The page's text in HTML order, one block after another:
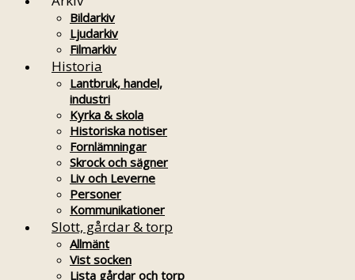
Bildarkiv
Ljudarkiv
Filmarkiv
Historia
Lantbruk, handel,
industri
Kyrka & skola
Historiska notiser
Fornlämningar
Skrock och sägner
Liv och Leverne
Personer
Kommunikationer
Slott, gårdar & torp
Allmänt
Vist socken
Lista gårdar och torp